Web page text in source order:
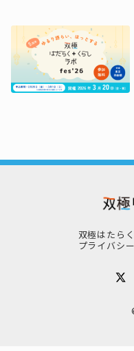
双極はたら
プライバシ